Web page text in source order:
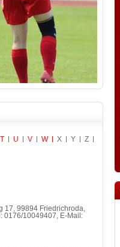
T U V W X Y Z
17, 99894 Friedrichroda,
0176/10049407, E-Mail: